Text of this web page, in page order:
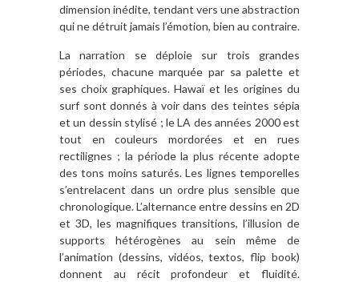
dimension inédite, tendant vers une abstraction
qui ne détruit jamais l’émotion, bien au contraire.
La narration se déploie sur trois grandes
périodes, chacune marquée par sa palette et
ses choix graphiques. Hawaï et les origines du
surf sont donnés à voir dans des teintes sépia
et un dessin stylisé ; le LA des années 2000 est
tout en couleurs mordorées et en rues
rectilignes ; la période la plus récente adopte
des tons moins saturés. Les lignes temporelles
s’entrelacent dans un ordre plus sensible que
chronologique. L’alternance entre dessins en 2D
et 3D, les magnifiques transitions, l’illusion de
supports hétérogènes au sein même de
l’animation (dessins, vidéos, textos, flip book)
donnent au récit profondeur et fluidité.